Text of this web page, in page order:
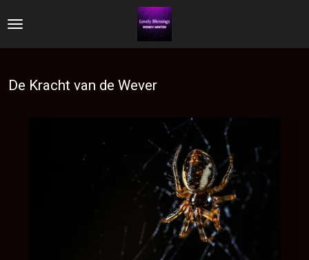
Ga
de
De Kracht van de Wever